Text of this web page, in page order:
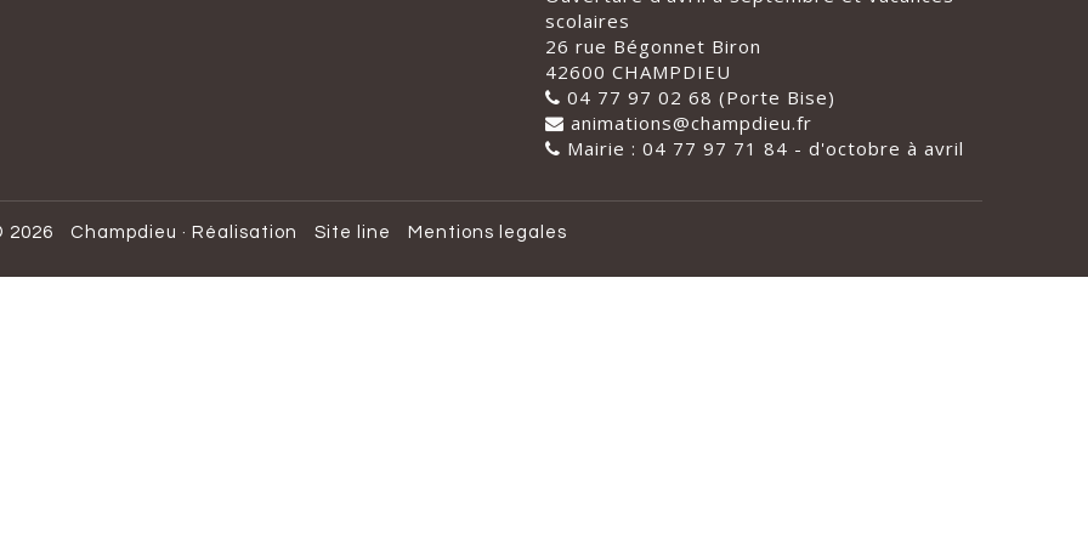
scolaires
26 rue Bégonnet Biron
42600 CHAMPDIEU
04 77 97 02 68 (Porte Bise)
animations@champdieu.fr
Mairie : 04 77 97 71 84 - d'octobre à avril
2026 Champdieu · Réalisation Site line Mentions legales